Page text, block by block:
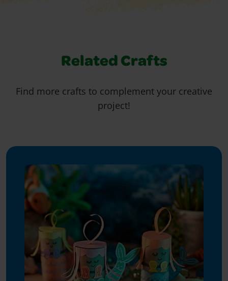
Related Crafts
Find more crafts to complement your creative
project!